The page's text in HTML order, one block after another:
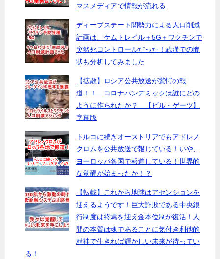
マスメディアで情報が流れる
ディープステート闇勢力による人口削減
計画は、ケムトレイル＋5G＋ワクチンで
突然死コントロールだった！武漢での惨
状も分析してみました
【拡散】ロシア公共放送が驚愕の報
道！！ コロナパンデミックは誰にどの
ように作られたか？ 【ビル・ゲーツ】
字幕版
トルコに続きオーストリアでもアドレノ
クロムを公共放送で報じている！いや、
ヨーロッパ各国で報道している！世界的
な覚醒が始まったか！？
【転載】これから地球はアセンションを
迎えるようです！巨大詐欺である中央銀
行制度は終焉を迎え金本位制が復活！人
間の本質は魂であることに気付き利他的
精神で生きれば輝かしい未来が待ってい
る！